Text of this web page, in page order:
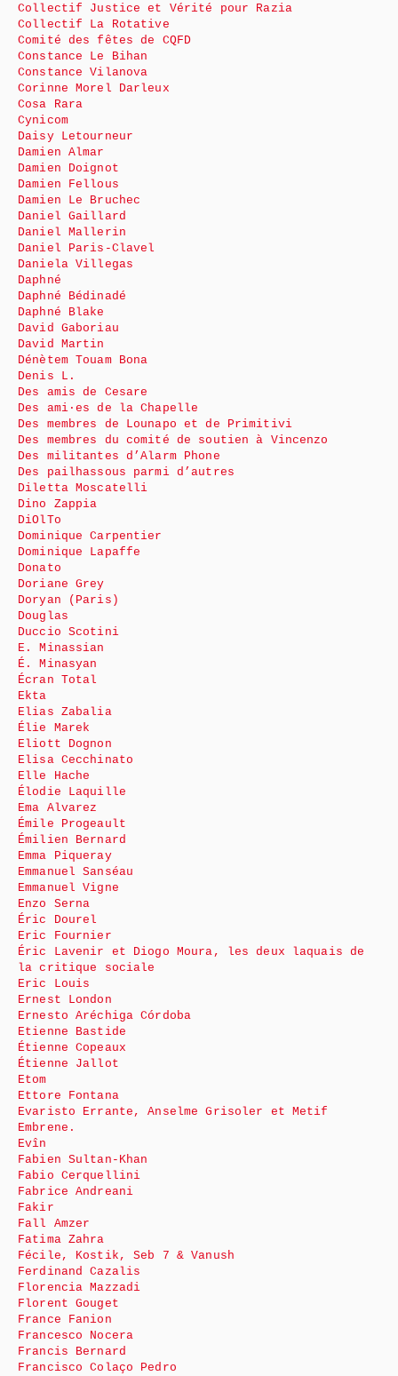
Collectif Justice et Vérité pour Razia
Collectif La Rotative
Comité des fêtes de CQFD
Constance Le Bihan
Constance Vilanova
Corinne Morel Darleux
Cosa Rara
Cynicom
Daisy Letourneur
Damien Almar
Damien Doignot
Damien Fellous
Damien Le Bruchec
Daniel Gaillard
Daniel Mallerin
Daniel Paris-Clavel
Daniela Villegas
Daphné
Daphné Bédinadé
Daphné Blake
David Gaboriau
David Martin
Dénètem Touam Bona
Denis L.
Des amis de Cesare
Des ami·es de la Chapelle
Des membres de Lounapo et de Primitivi
Des membres du comité de soutien à Vincenzo
Des militantes d’Alarm Phone
Des pailhassous parmi d’autres
Diletta Moscatelli
Dino Zappia
DiOlTo
Dominique Carpentier
Dominique Lapaffe
Donato
Doriane Grey
Doryan (Paris)
Douglas
Duccio Scotini
E. Minassian
É. Minasyan
Écran Total
Ekta
Elias Zabalia
Élie Marek
Eliott Dognon
Elisa Cecchinato
Elle Hache
Élodie Laquille
Ema Alvarez
Émile Progeault
Émilien Bernard
Emma Piqueray
Emmanuel Sanséau
Emmanuel Vigne
Enzo Serna
Éric Dourel
Eric Fournier
Éric Lavenir et Diogo Moura, les deux laquais de
la critique sociale
Eric Louis
Ernest London
Ernesto Aréchiga Córdoba
Etienne Bastide
Étienne Copeaux
Étienne Jallot
Etom
Ettore Fontana
Evaristo Errante, Anselme Grisoler et Metif
Embrene.
Evîn
Fabien Sultan-Khan
Fabio Cerquellini
Fabrice Andreani
Fakir
Fall Amzer
Fatima Zahra
Fécile, Kostik, Seb 7 & Vanush
Ferdinand Cazalis
Florencia Mazzadi
Florent Gouget
France Fanion
Francesco Nocera
Francis Bernard
Francisco Colaço Pedro